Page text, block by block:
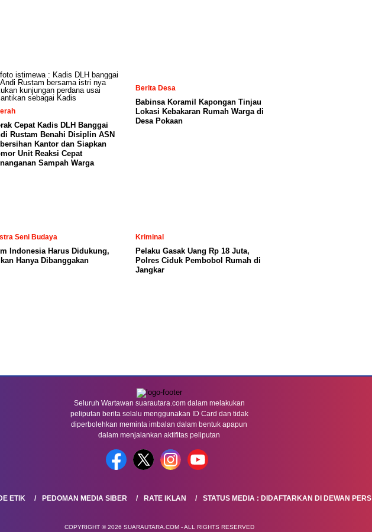
Cepat Kadis DLH Banggai
Rustam Benahi Disiplin ASN
Kantor dan Siapkan
Unit Reaksi Cepat
Sampah Warga
Berita Desa
Babinsa Koramil Kapongan Tinjau
Lokasi Kebakaran Rumah Warga di
Desa Pokaan
Seni Budaya
Indonesia Harus Didukung,
Hanya Dibanggakan
Kriminal
Pelaku Gasak Uang Rp 18 Juta,
Polres Ciduk Pembobol Rumah di
Jangkar
Seluruh Wartawan suarautara.com dalam melakukan
peliputan berita selalu menggunakan ID Card dan tidak
diperbolehkan meminta imbalan dalam bentuk apapun
dalam menjalankan aktifitas peliputan
ETIK PEDOMAN MEDIA SIBER RATE IKLAN STATUS MEDIA : DIDAFTARKAN DI DEWAN PERS
COPYRIGHT © 2026 SUARAUTARA.COM - ALL RIGHTS RESERVED